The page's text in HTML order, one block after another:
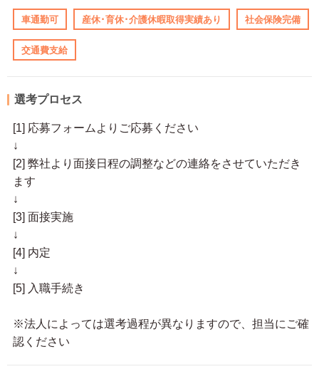
車通勤可 産休･育休･介護休暇取得実績あり 社会保険完備
交通費支給
選考プロセス
[1] 応募フォームよりご応募ください
↓
[2] 弊社より面接日程の調整などの連絡をさせていただき
ます
↓
[3] 面接実施
↓
[4] 内定
↓
[5] 入職手続き
※法人によっては選考過程が異なりますので、担当にご確
認ください